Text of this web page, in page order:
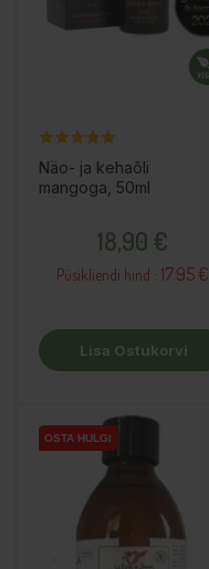
Näo- ja kehaõli
mangoga, 50ml
18,90 €
Püsikliendi hind : 17.95 €
Lisa Ostukorvi
OSTA HULGI
OSTA HULGI
OSTA HULGI